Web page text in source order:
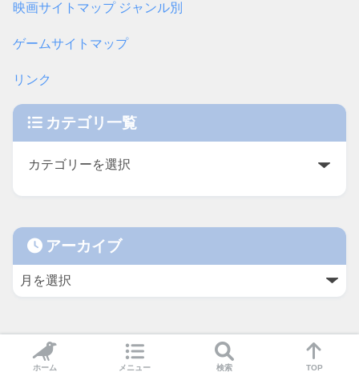
映画サイトマップ ジャンル別
ゲームサイトマップ
リンク
カテゴリ一覧
アーカイブ
ホーム メニュー 検索 TOP